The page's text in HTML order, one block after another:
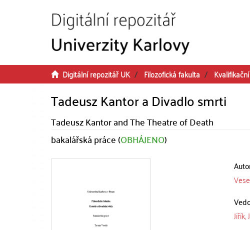
Digitální repozitář UK Filozofická fakulta
Tadeusz Kantor a Divadlo smrti
Tadeusz Kantor and The Theatre of Death
bakalářská práce (OBHÁJENO)
Jiřík,